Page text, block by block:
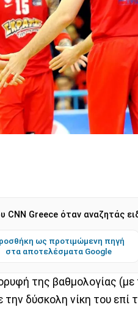
CNN Greece όταν αναζητάς
ως προτιμώμενη πηγή
στα αποτελέσματα Google
της βαθμολογίας (με
δύσκολη νίκη του